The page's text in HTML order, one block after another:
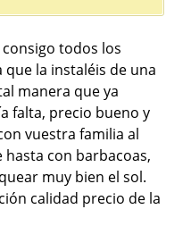
todos los
la instaléis de una
manera que ya
falta, precio bueno y
vuestra familia al
con barbacoas,
muy bien el sol.
calidad precio de la